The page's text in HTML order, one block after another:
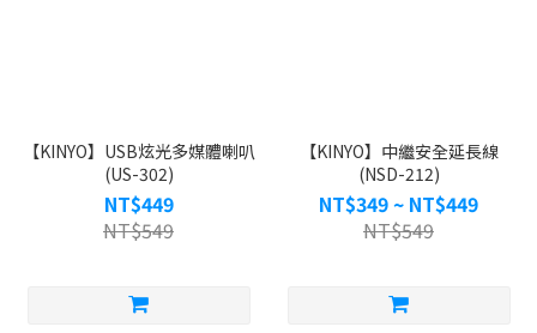
【KINYO】USB炫光多媒體喇叭
(US-302)
NT$449
NT$549
【KINYO】中繼安全延長線
(NSD-212)
NT$349 ~ NT$449
NT$549